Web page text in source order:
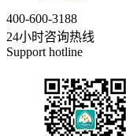
400-600-3188
24小时咨询热线
Support hotline